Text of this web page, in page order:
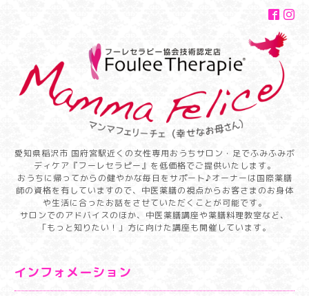
愛知県稲沢市 国府宮駅近くの女性専用おうちサロン・足でふみふみボ
ディケア『フーレセラピー』を低価格でご提供いたします。
おうちに帰ってからの健やかな毎日をサポート♪オーナーは国際薬膳
師の資格を有していますので、中医薬膳の視点からお客さまのお身体
や生活に合ったお話をさせていただくことが可能です。
サロンでのアドバイスのほか、中医薬膳講座や薬膳料理教室など、
「もっと知りたい！」方に向けた講座も開催しています。
インフォメーション